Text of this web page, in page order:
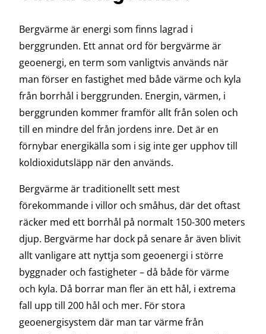
Bergvärme är energi som finns lagrad i
berggrunden. Ett annat ord för bergvärme är
geoenergi, en term som vanligtvis används när
man förser en fastighet med både värme och kyla
från borrhål i berggrunden. Energin, värmen, i
berggrunden kommer framför allt från solen och
till en mindre del från jordens inre. Det är en
förnybar energikälla som i sig inte ger upphov till
koldioxidutsläpp när den används.
Bergvärme är traditionellt sett mest
förekommande i villor och småhus, där det oftast
räcker med ett borrhål på normalt 150-300 meters
djup. Bergvärme har dock på senare år även blivit
allt vanligare att nyttja som geoenergi i större
byggnader och fastigheter – då både för värme
och kyla. Då borrar man fler än ett hål, i extrema
fall upp till 200 hål och mer. För stora
geoenergisystem där man tar värme från